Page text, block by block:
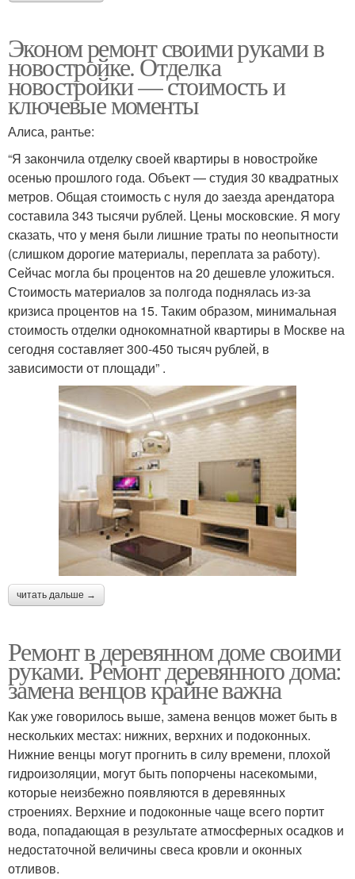
Эконом ремонт своими руками в
новостройке. Отделка
новостройки — стоимость и
ключевые моменты
Алиса, рантье:
“Я закончила отделку своей квартиры в новостройке
осенью прошлого года. Объект — студия 30 квадратных
метров. Общая стоимость с нуля до заезда арендатора
составила 343 тысячи рублей. Цены московские. Я могу
сказать, что у меня были лишние траты по неопытности
(слишком дорогие материалы, переплата за работу).
Сейчас могла бы процентов на 20 дешевле уложиться.
Стоимость материалов за полгода поднялась из-за
кризиса процентов на 15. Таким образом, минимальная
стоимость отделки однокомнатной квартиры в Москве на
сегодня составляет 300-450 тысяч рублей, в
зависимости от площади” .
читать дальше →
Ремонт в деревянном доме своими
руками. Ремонт деревянного дома:
замена венцов крайне важна
Как уже говорилось выше, замена венцов может быть в
нескольких местах: нижних, верхних и подоконных.
Нижние венцы могут прогнить в силу времени, плохой
гидроизоляции, могут быть попорчены насекомыми,
которые неизбежно появляются в деревянных
строениях. Верхние и подоконные чаще всего портит
вода, попадающая в результате атмосферных осадков и
недостаточной величины свеса кровли и оконных
отливов.